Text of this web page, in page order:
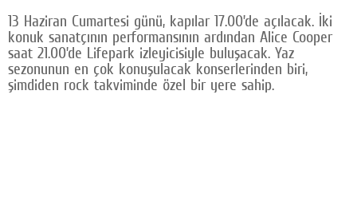
13 Haziran Cumartesi günü, kapılar 17.00’de açılacak. İki
konuk sanatçının performansının ardından Alice Cooper
saat 21.00’de Lifepark izleyicisiyle buluşacak. Yaz
sezonunun en çok konuşulacak konserlerinden biri,
şimdiden rock takviminde özel bir yere sahip.